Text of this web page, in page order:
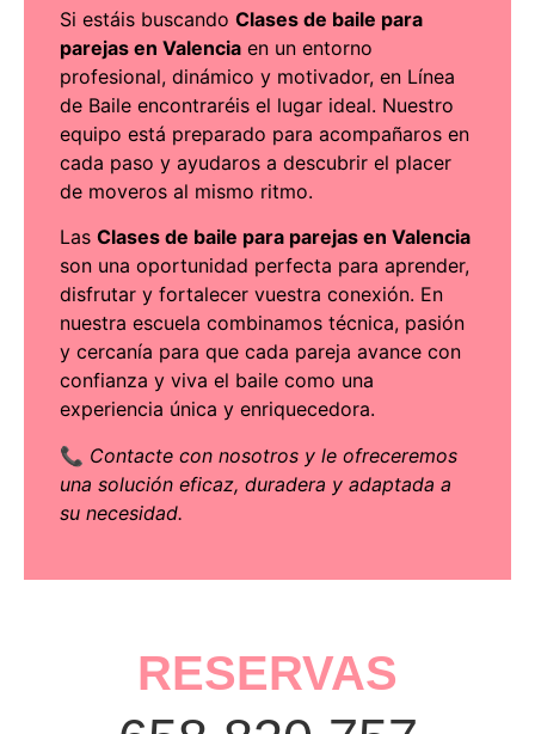
Si estáis buscando Clases de baile para
parejas en Valencia en un entorno
profesional, dinámico y motivador, en Línea
de Baile encontraréis el lugar ideal. Nuestro
equipo está preparado para acompañaros en
cada paso y ayudaros a descubrir el placer
de moveros al mismo ritmo.
Las Clases de baile para parejas en Valencia
son una oportunidad perfecta para aprender,
disfrutar y fortalecer vuestra conexión. En
nuestra escuela combinamos técnica, pasión
y cercanía para que cada pareja avance con
confianza y viva el baile como una
experiencia única y enriquecedora.
📞 Contacte con nosotros y le ofreceremos
una solución eficaz, duradera y adaptada a
su necesidad.
RESERVAS